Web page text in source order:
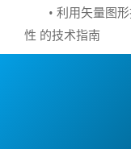
• 利用矢量图
性 的技术指南